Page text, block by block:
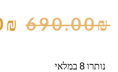
690.00₪
₪
נותרו 8 במלאי